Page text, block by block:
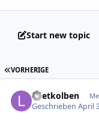
Start new topic
ERSTE SEITE
VORHERIGE
Loetkolben
GeschriebenApril